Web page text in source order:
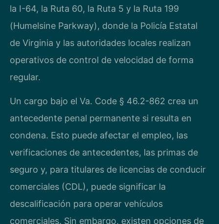
la I-64, la Ruta 60, la Ruta 5 y la Ruta 199
(Humelsine Parkway), donde la Policía Estatal
de Virginia y las autoridades locales realizan
operativos de control de velocidad de forma
regular.
Un cargo bajo el Va. Code § 46.2-862 crea un
antecedente penal permanente si resulta en
condena. Esto puede afectar el empleo, las
verificaciones de antecedentes, las primas de
seguro y, para titulares de licencias de conducir
comerciales (CDL), puede significar la
descalificación para operar vehículos
comerciales. Sin embargo, existen opciones de